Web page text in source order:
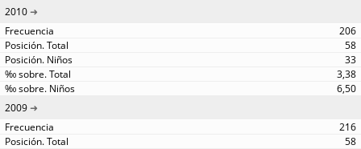
2010
206
58
33
3,38
6,50
2009
216
58